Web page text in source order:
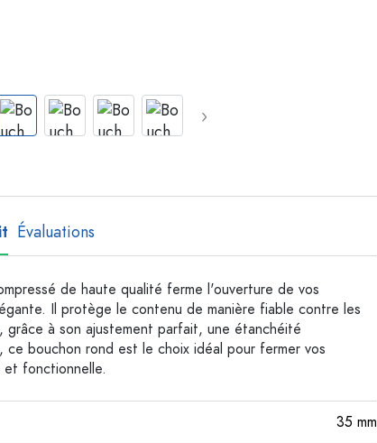
polygonales
en plastique
Bouteilles en aluminium
Évaluations
de haute qualité ferme l'ouverture de vos
Il protège le contenu de manière fiable contre les
grâce à son ajustement parfait, une étanchéité
bouchon rond est le choix idéal pour fermer vos
fonctionnelle.
35 mm